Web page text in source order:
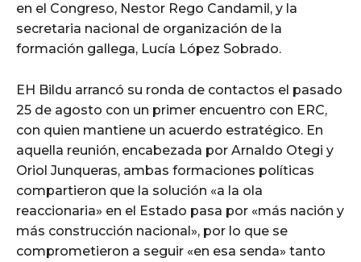
en el Congreso, Nestor Rego Candamil, y la
secretaria nacional de organización de la
formación gallega, Lucía López Sobrado.
EH Bildu arrancó su ronda de contactos el pasado
25 de agosto con un primer encuentro con ERC,
con quien mantiene un acuerdo estratégico. En
aquella reunión, encabezada por Arnaldo Otegi y
Oriol Junqueras, ambas formaciones políticas
compartieron que la solución «a la ola
reaccionaria» en el Estado pasa por «más nación y
más construcción nacional», por lo que se
comprometieron a seguir «en esa senda» tanto